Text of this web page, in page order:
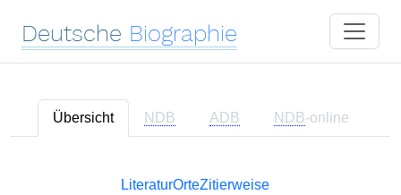
Deutsche Biographie
Übersicht NDB ADB NDB-online
LiteraturOrteZitierweise